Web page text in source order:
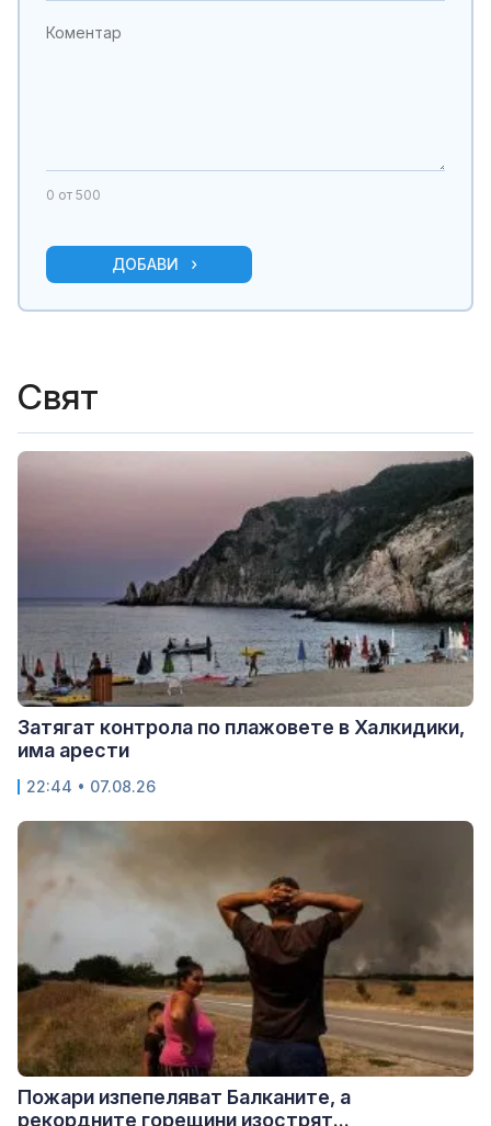
0 от 500
ДОБАВИ
Свят
Затягат контрола по плажовете в Халкидики,
има арести
22:44 • 07.08.26
Пожари изпепеляват Балканите, а
рекордните горещини изострят...